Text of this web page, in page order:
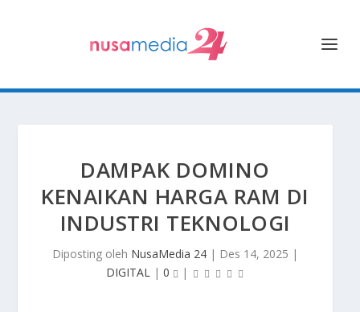
DAMPAK DOMINO
KENAIKAN HARGA RAM DI
INDUSTRI TEKNOLOGI
Diposting oleh NusaMedia 24 | Des 14, 2025 |
DIGITAL | 0 |